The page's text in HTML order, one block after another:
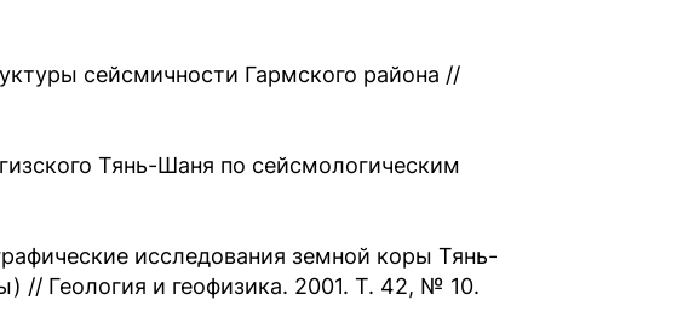
сейсмичности Гармского района //
Тянь-Шаня по сейсмологическим
исследования земной коры Тянь-
// Геология и геофизика. 2001. Т. 42, № 10.